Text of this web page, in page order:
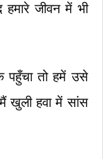
हमारे जीवन में भी
पहुँचा तो हमें उसे
खुली हवा में सांस